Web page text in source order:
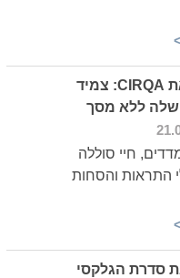
Garmin משיקה את CIRQA: צמיד
שלה ללא מסך
חיי סוללה
ובלי התראות והסחות
סדרת הגלקסי